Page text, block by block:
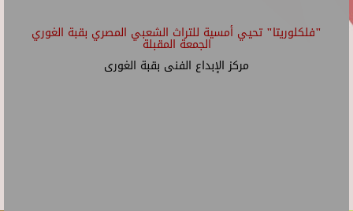
"فلكلوريتا" تحيي أمسية للتراث الشعبي المصري بقبة الغوري
الجمعة المقبلة
مركز الإبداع الفنى بقبة الغورى